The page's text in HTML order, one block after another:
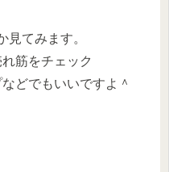
てみます。
筋をチェック
どでもいいですよ＾